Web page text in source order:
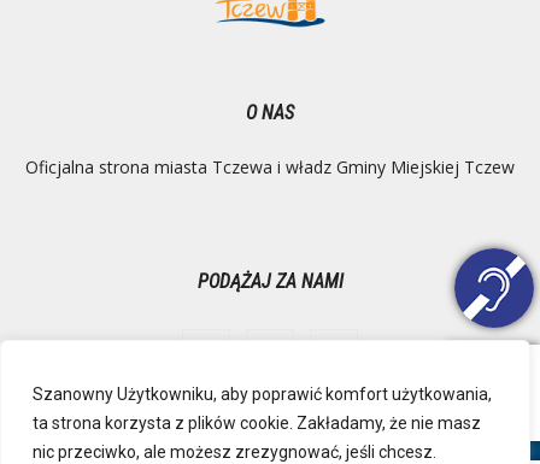
Szanowny Użytkowniku, aby poprawić komfort użytkowania,
ta strona korzysta z plików cookie. Zakładamy, że nie masz
nic przeciwko, ale możesz zrezygnować, jeśli chcesz.
O NAS
Oficjalna strona miasta Tczewa i władz Gminy Miejskiej Tczew
PODĄŻAJ ZA NAMI
Ochrona danych osobowych
Inspektor Danych Osobowych